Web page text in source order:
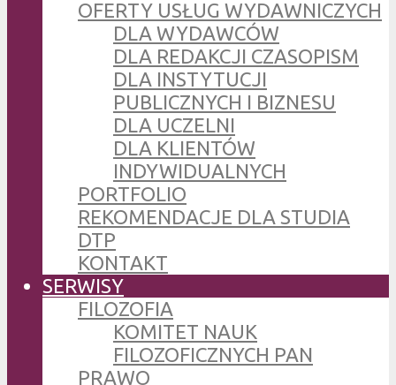
OFERTY USŁUG WYDAWNICZYCH
DLA WYDAWCÓW
DLA REDAKCJI CZASOPISM
DLA INSTYTUCJI
PUBLICZNYCH I BIZNESU
DLA UCZELNI
DLA KLIENTÓW
INDYWIDUALNYCH
PORTFOLIO
REKOMENDACJE DLA STUDIA
DTP
KONTAKT
SERWISY
FILOZOFIA
KOMITET NAUK
FILOZOFICZNYCH PAN
PRAWO